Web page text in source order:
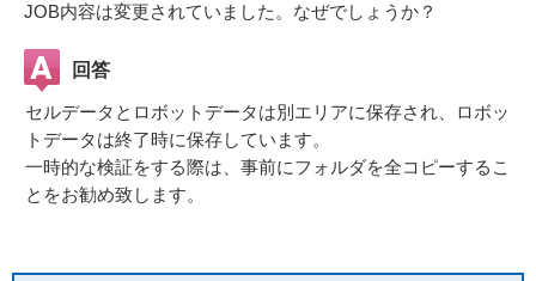
JOB内容は変更されていました。なぜでしょうか？
回答
セルデータとロボットデータは別エリアに保存され、ロボッ
トデータは終了時に保存しています。
一時的な検証をする際は、事前にフォルダを全コピーするこ
とをお勧め致します。